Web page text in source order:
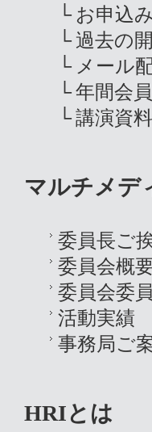
お申込
過去の
メール
年間会
講演資
マルチメデ
委員長ご
委員会概
委員会委員
活動実績
事務局ご
HRIとは